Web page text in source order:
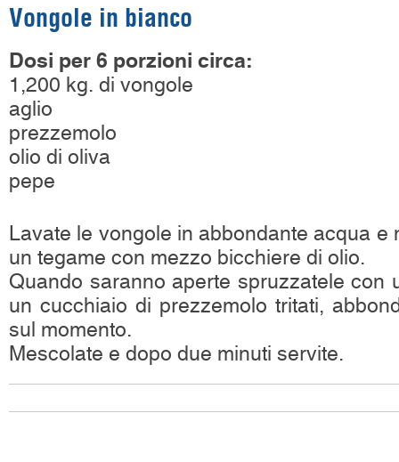
Vongole in bianco
Dosi per 6 porzioni circa:
1,200 kg. di vongole
aglio
prezzemolo
olio di oliva
pepe
Lavate le vongole in abbondante acqua e
un tegame con mezzo bicchiere di olio.
Quando saranno aperte spruzzatele con
un cucchiaio di prezzemolo tritati,
sul momento.
Mescolate e dopo due minuti servite.